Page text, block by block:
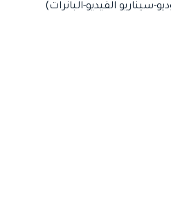
سيناريو الفيديو-البانرات)